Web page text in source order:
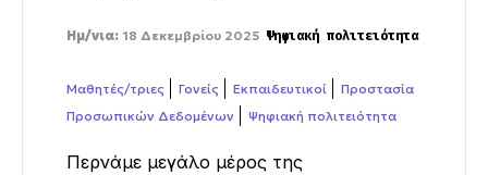
Ημ/νια: 18 Δεκεμβρίου 2025 Ψηφιακή πολιτειότητα
Μαθητές/τριες Γονείς Εκπαιδευτικοί
Προστασία
Προσωπικών Δεδομένων
Ψηφιακή πολιτειότητα
Περνάμε μεγάλο μέρος της